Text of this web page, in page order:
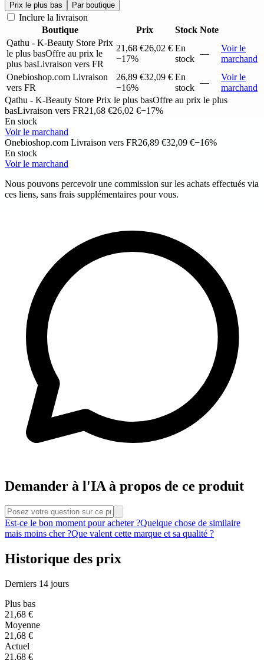
Prix le plus bas Par boutique
Inclure la livraison
Boutique
Prix Stock Note
Qathu - K-Beauty Store Prix
le plus basOffre au prix le
plus basLivraison vers FR
21,68 €26,02 €
−17%
En
stock
—
Voir le
marchand
Onebioshop.com Livraison
vers FR
26,89 €32,09 €
−16%
En
stock
—
Voir le
marchand
Qathu - K-Beauty Store Prix le plus basOffre au prix le plus
basLivraison vers FR21,68 €26,02 €−17%
En stock
Voir le marchand
Onebioshop.com Livraison vers FR26,89 €32,09 €−16%
En stock
Voir le marchand
Nous pouvons percevoir une commission sur les achats effectués via
ces liens, sans frais supplémentaires pour vous.
Demander à l'IA à propos de ce produit
Est-ce le bon moment pour acheter ?Quelque chose de similaire
mais moins cher ?Que valent cette marque et sa qualité ?
Historique des prix
Derniers 14 jours
Plus bas
21,68 €
Moyenne
21,68 €
Actuel
21,68 €